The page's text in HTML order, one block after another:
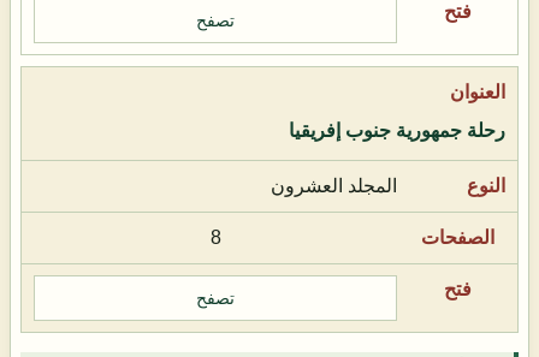
تصفح
رحلة جمهورية جنوب إفريقيا
المجلد العشرون
8
تصفح